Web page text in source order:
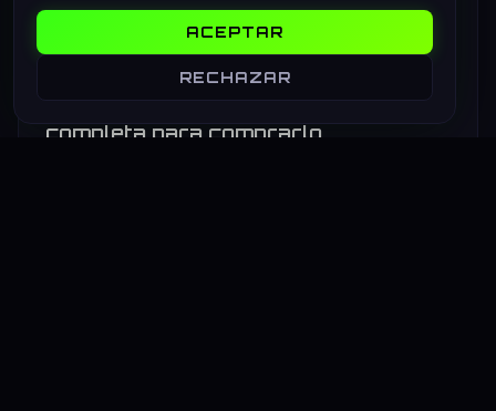
Marvel Tōkon: Fighting Souls sale
hoy 6 de agosto 2026 — análisis del
4v4 de Arc System Works y guía
completa para comprarlo
ACEPTAR
RECHAZAR